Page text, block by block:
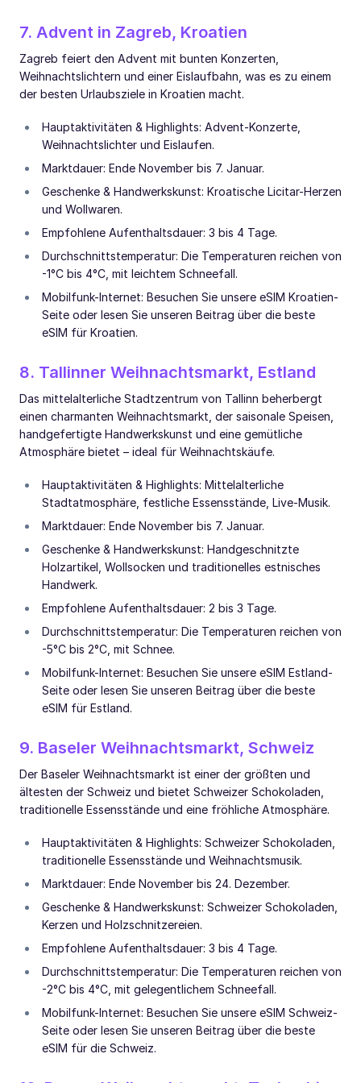
7. Advent in Zagreb, Kroatien
Zagreb feiert den Advent mit bunten Konzerten,
Weihnachtslichtern und einer Eislaufbahn, was es zu einem
der besten Urlaubsziele in Kroatien macht.
Hauptaktivitäten & Highlights: Advent-Konzerte,
Weihnachtslichter und Eislaufen.
Marktdauer: Ende November bis 7. Januar.
Geschenke & Handwerkskunst: Kroatische Licitar-Herzen
und Wollwaren.
Empfohlene Aufenthaltsdauer: 3 bis 4 Tage.
Durchschnittstemperatur: Die Temperaturen reichen von
-1°C bis 4°C, mit leichtem Schneefall.
Mobilfunk-Internet: Besuchen Sie unsere eSIM Kroatien-
Seite oder lesen Sie unseren Beitrag über die beste
eSIM für Kroatien.
8. Tallinner Weihnachtsmarkt, Estland
Das mittelalterliche Stadtzentrum von Tallinn beherbergt
einen charmanten Weihnachtsmarkt, der saisonale Speisen,
handgefertigte Handwerkskunst und eine gemütliche
Atmosphäre bietet – ideal für Weihnachtskäufe.
Hauptaktivitäten & Highlights: Mittelalterliche
Stadtatmosphäre, festliche Essensstände, Live-Musik.
Marktdauer: Ende November bis 7. Januar.
Geschenke & Handwerkskunst: Handgeschnitzte
Holzartikel, Wollsocken und traditionelles estnisches
Handwerk.
Empfohlene Aufenthaltsdauer: 2 bis 3 Tage.
Durchschnittstemperatur: Die Temperaturen reichen von
-5°C bis 2°C, mit Schnee.
Mobilfunk-Internet: Besuchen Sie unsere eSIM Estland-
Seite oder lesen Sie unseren Beitrag über die beste
eSIM für Estland.
9. Baseler Weihnachtsmarkt, Schweiz
Der Baseler Weihnachtsmarkt ist einer der größten und
ältesten der Schweiz und bietet Schweizer Schokoladen,
traditionelle Essensstände und eine fröhliche Atmosphäre.
Hauptaktivitäten & Highlights: Schweizer Schokoladen,
traditionelle Essensstände und Weihnachtsmusik.
Marktdauer: Ende November bis 24. Dezember.
Geschenke & Handwerkskunst: Schweizer Schokoladen,
Kerzen und Holzschnitzereien.
Empfohlene Aufenthaltsdauer: 3 bis 4 Tage.
Durchschnittstemperatur: Die Temperaturen reichen von
-2°C bis 4°C, mit gelegentlichem Schneefall.
Mobilfunk-Internet: Besuchen Sie unsere eSIM Schweiz-
Seite oder lesen Sie unseren Beitrag über die beste
eSIM für die Schweiz.